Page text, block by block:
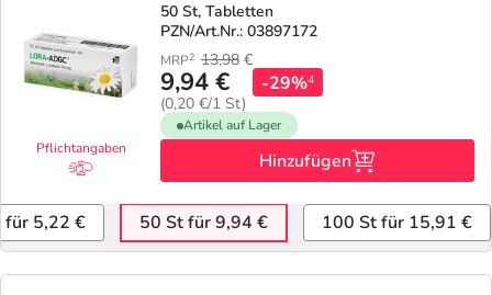
Pflichtangaben
50 St, Tabletten
PZN/Art.Nr.: 03897172
MRP2 13,98 €
9,94 €
(0,20 €/1 St)
-29%4
Artikel auf Lager
Hinzufügen
für 5,22 € 50 St für 9,94 € 100 St für 15,91 €